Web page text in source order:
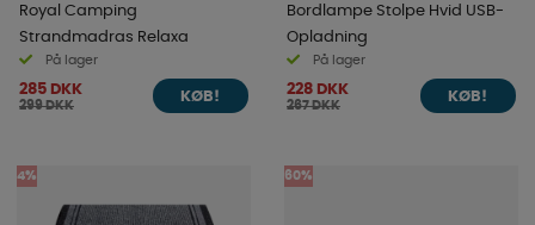
Royal Camping
Strandmadras Relaxa
På lager
285 DKK
299 DKK
KØB!
Bordlampe Stolpe Hvid USB-
Opladning
På lager
228 DKK
267 DKK
KØB!
4% 60%